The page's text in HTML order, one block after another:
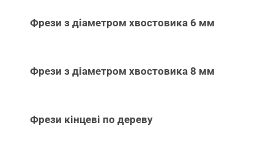
Фрези з діаметром хвостовика 6 мм
Фрези з діаметром хвостовика 8 мм
Фрези кінцеві по дереву